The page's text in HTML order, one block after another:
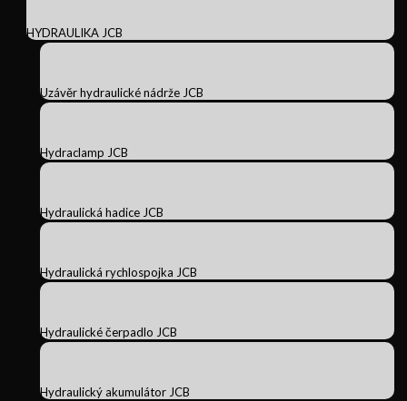
HYDRAULIKA JCB
Uzávěr hydraulické nádrže JCB
Hydraclamp JCB
Hydraulická hadice JCB
Hydraulická rychlospojka JCB
Hydraulické čerpadlo JCB
Hydraulický akumulátor JCB